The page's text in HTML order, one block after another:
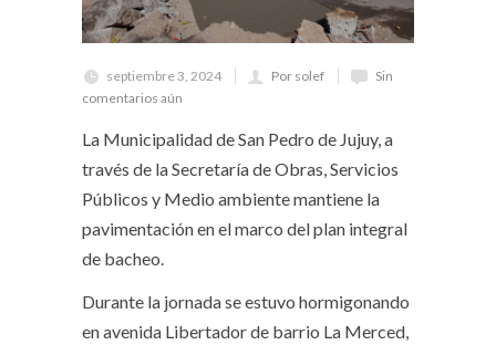
septiembre 3, 2024 Por solef
Sin
comentarios aún
La Municipalidad de San Pedro de Jujuy, a
través de la Secretaría de Obras, Servicios
Públicos y Medio ambiente mantiene la
pavimentación en el marco del plan integral
de bacheo.
Durante la jornada se estuvo hormigonando
en avenida Libertador de barrio La Merced,